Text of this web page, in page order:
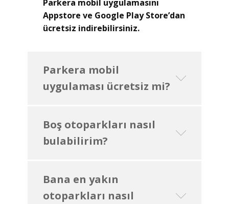
Parkera mobil uygulamasını
Appstore ve Google Play Store’dan
ücretsiz indirebilirsiniz.
Parkera mobil
uygulaması ücretsiz mi?
Boş otoparkları nasıl
bulabilirim?
Bana en yakın
otoparkları nasıl